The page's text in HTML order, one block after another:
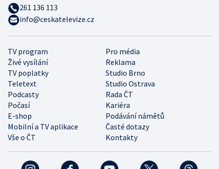
TV program
Pro média
Živé vysílání
Reklama
TV poplatky
Studio Brno
Teletext
Studio Ostrava
Podcasty
Rada ČT
Počasí
Kariéra
E-shop
Podávání námětů
Mobilní a TV aplikace
Časté dotazy
Vše o ČT
Kontakty
261 136 113
info@ceskatelevize.cz